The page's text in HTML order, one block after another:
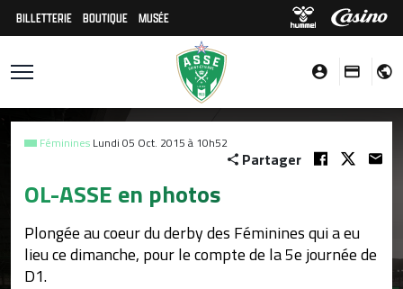
BILLETTERIE BOUTIQUE MUSÉE
Féminines Lundi 05 Oct. 2015 à 10h52
Partager
OL-ASSE en photos
Plongée au coeur du derby des Féminines qui a eu
lieu ce dimanche, pour le compte de la 5e journée de
D1.